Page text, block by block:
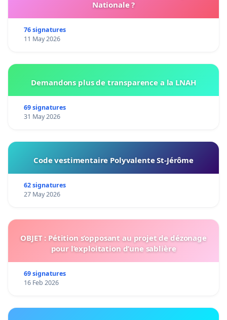
Nationale ?
76 signatures
11 May 2026
Demandons plus de transparence a la LNAH
69 signatures
31 May 2026
Code vestimentaire Polyvalente St-Jérôme
62 signatures
27 May 2026
OBJET : Pétition s’opposant au projet de dézonage
pour l’exploitation d’une sablière
69 signatures
16 Feb 2026